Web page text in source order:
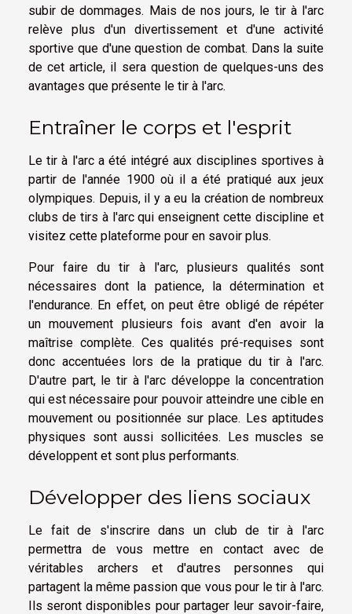
subir de dommages. Mais de nos jours, le tir à l'arc
relève plus d'un divertissement et d'une activité
sportive que d'une question de combat. Dans la suite
de cet article, il sera question de quelques-uns des
avantages que présente le tir à l'arc.
Entraîner le corps et l'esprit
Le tir à l'arc a été intégré aux disciplines sportives à
partir de l'année 1900 où il a été pratiqué aux jeux
olympiques. Depuis, il y a eu la création de nombreux
clubs de tirs à l'arc qui enseignent cette discipline et
visitez cette plateforme pour en savoir plus.
Pour faire du tir à l'arc, plusieurs qualités sont
nécessaires dont la patience, la détermination et
l'endurance. En effet, on peut être obligé de répéter
un mouvement plusieurs fois avant d'en avoir la
maîtrise complète. Ces qualités pré-requises sont
donc accentuées lors de la pratique du tir à l'arc.
D'autre part, le tir à l'arc développe la concentration
qui est nécessaire pour pouvoir atteindre une cible en
mouvement ou positionnée sur place. Les aptitudes
physiques sont aussi sollicitées. Les muscles se
développent et sont plus performants.
Développer des liens sociaux
Le fait de s'inscrire dans un club de tir à l'arc
permettra de vous mettre en contact avec de
véritables archers et d'autres personnes qui
partagent la même passion que vous pour le tir à l'arc.
Ils seront disponibles pour partager leur savoir-faire,